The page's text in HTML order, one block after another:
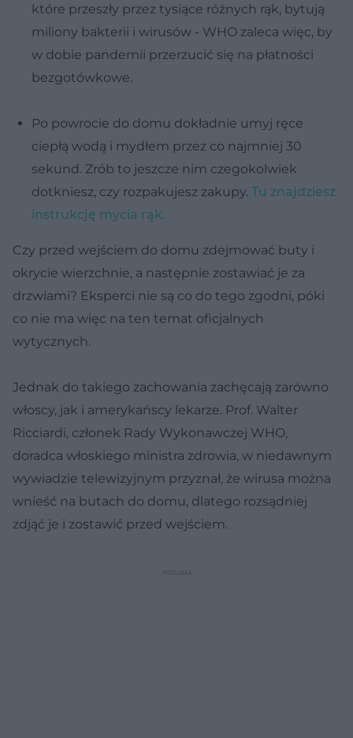
które przeszły przez tysiące różnych rąk, bytują
miliony bakterii i wirusów - WHO zaleca więc, by
w dobie pandemii przerzucić się na płatności
bezgotówkowe.
Po powrocie do domu dokładnie umyj ręce
ciepłą wodą i mydłem przez co najmniej 30
sekund. Zrób to jeszcze nim czegokolwiek
dotkniesz, czy rozpakujesz zakupy. Tu znajdziesz
instrukcję mycia rąk.
Czy przed wejściem do domu zdejmować buty i
okrycie wierzchnie, a następnie zostawiać je za
drzwiami? Eksperci nie są co do tego zgodni, póki
co nie ma więc na ten temat oficjalnych
wytycznych.
Jednak do takiego zachowania zachęcają zarówno
włoscy, jak i amerykańscy lekarze. Prof. Walter
Ricciardi, członek Rady Wykonawczej WHO,
doradca włoskiego ministra zdrowia, w niedawnym
wywiadzie telewizyjnym przyznał, że wirusa można
wnieść na butach do domu, dlatego rozsądniej
zdjąć je i zostawić przed wejściem.